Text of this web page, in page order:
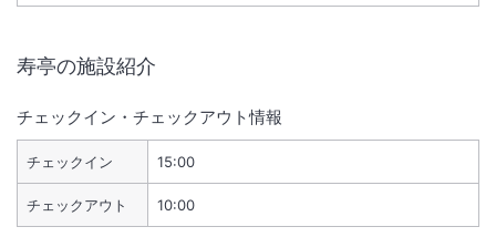
寿亭の施設紹介
チェックイン・チェックアウト情報
チェックイン 15:00
チェックアウト 10:00